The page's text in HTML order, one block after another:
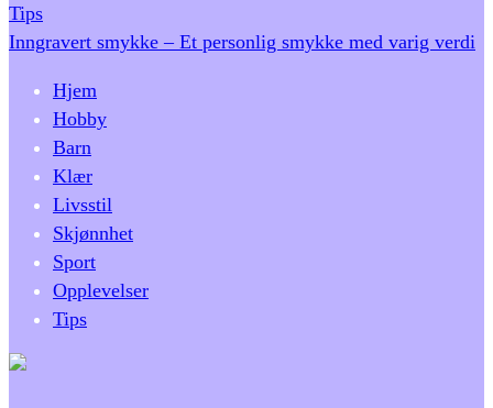
Tips
Inngravert smykke – Et personlig smykke med varig verdi
Hjem
Hobby
Barn
Klær
Livsstil
Skjønnhet
Sport
Opplevelser
Tips